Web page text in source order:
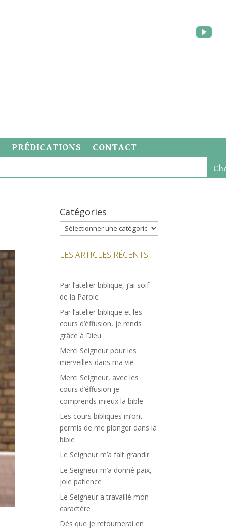
PRÉDICATIONS CONTACT
Catégories
Catégories
LES ARTICLES RÉCENTS
Par l’atelier biblique, j’ai soif
de la Parole
Par l’atelier biblique et les
cours d’éffusion, je rends
grâce à Dieu
Merci Seigneur pour les
merveilles dans ma vie
Merci Seigneur, avec les
cours d’éffusion je
comprends mieux la bible
Les cours bibliques m’ont
permis de me plonger dans la
bible
Le Seigneur m’a fait grandir
Le Seigneur m’a donné paix,
joie patience
Le Seigneur a travaillé mon
caractère
Dès que je retournerai en